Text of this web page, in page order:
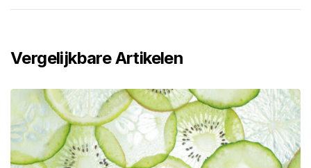
Vergelijkbare Artikelen